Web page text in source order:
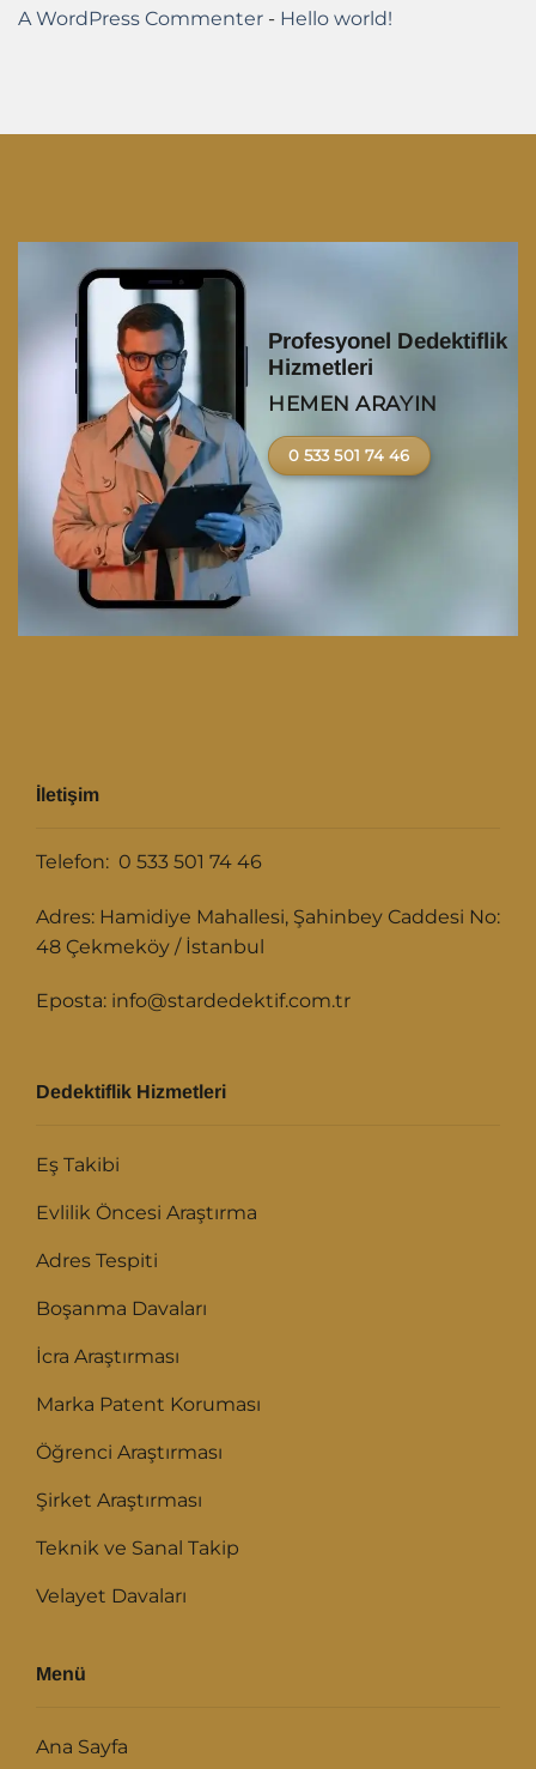
A WordPress Commenter - Hello world!
Profesyonel Dedektiflik
Hizmetleri
HEMEN ARAYIN
0 533 501 74 46
İletişim
Telefon: 0 533 501 74 46
Adres: Hamidiye Mahallesi, Şahinbey Caddesi No:
48 Çekmeköy / İstanbul
Eposta: info@stardedektif.com.tr
Dedektiflik Hizmetleri
Eş Takibi
Evlilik Öncesi Araştırma
Adres Tespiti
Boşanma Davaları
İcra Araştırması
Marka Patent Koruması
Öğrenci Araştırması
Şirket Araştırması
Teknik ve Sanal Takip
Velayet Davaları
Menü
Ana Sayfa